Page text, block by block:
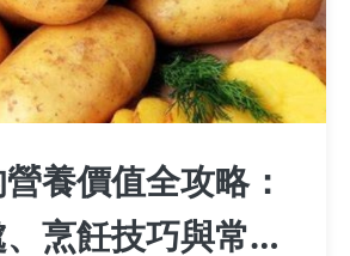
養價值全攻略：
烹飪技巧與常見